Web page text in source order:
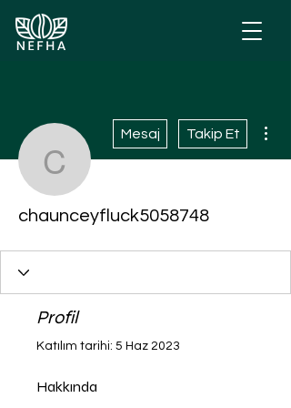
Mesaj Takip Et
chaunceyfluck5058748
Profil
Katılım tarihi: 5 Haz 2023
Hakkında